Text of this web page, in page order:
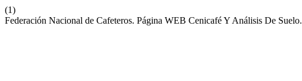
(1)
Federación Nacional de Cafeteros. Página WEB Cenicafé Y Análisis De Suelo.